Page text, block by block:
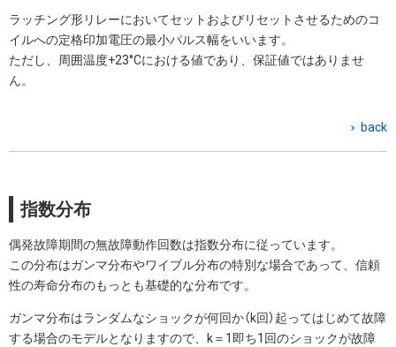
ラッチング形リレーにおいてセットおよびリセットさせるためのコ
イルへの定格印加電圧の最小パルス幅をいいます。
ただし、周囲温度+23°Cにおける値であり、保証値ではありませ
ん。
back
指数分布
偶発故障期間の無故障動作回数は指数分布に従っています。
この分布はガンマ分布やワイブル分布の特別な場合であって、信頼
性の寿命分布のもっとも基礎的な分布です。
ガンマ分布はランダムなショックが何回か（k回）起ってはじめて故障
する場合のモデルとなりますので、k＝1即ち1回のショックが故障